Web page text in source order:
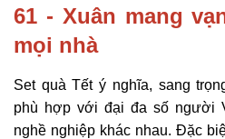
61 - Xuân mang
mọi nhà
Set quà Tết ý nghĩa, sang
phù hợp với đại đa số người
nghề nghiệp khác nhau. Đặc